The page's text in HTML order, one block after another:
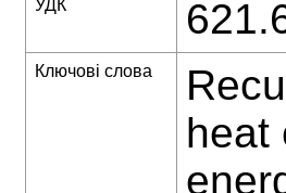
УДК
Ключові слова
heat